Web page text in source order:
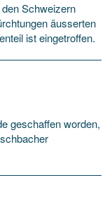
Schweizern
äusserten
ist eingetroffen.
geschaffen worden,